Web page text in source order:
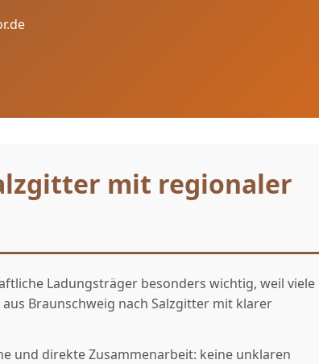
mit regionaler
Ladungsträger besonders wichtig, weil viele
Braunschweig nach Salzgitter mit klarer
und direkte Zusammenarbeit: keine unklaren